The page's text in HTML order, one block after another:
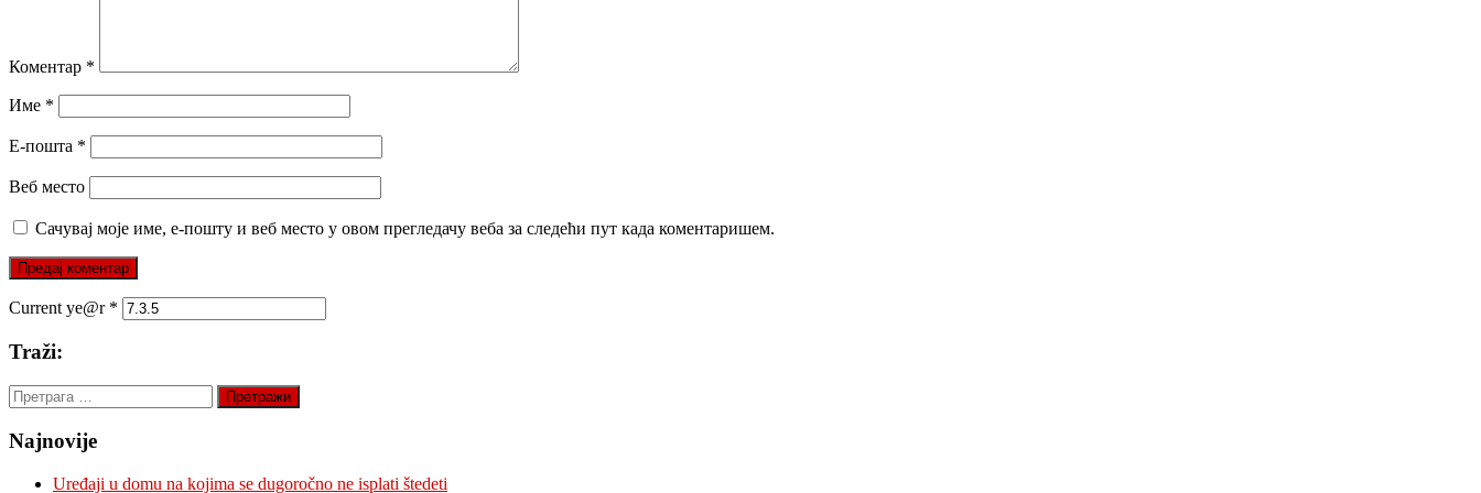
Коментар *
Име *
Е-пошта *
Веб место
Сачувај моје име, е-пошту и веб место у овом прегледачу веба за следећи пут када коментаришем.
Current ye@r *
Traži:
Претрага
за:
Najnovije
Uređaji u domu na kojima se dugoročno ne isplati štedeti